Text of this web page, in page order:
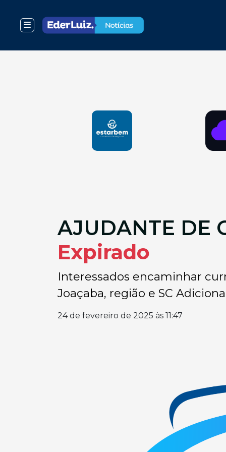
AJUDANTE DE
Expirado
Interessados encaminhar
Joaçaba, região e SC
24 de fevereiro de 2025 às 11:47